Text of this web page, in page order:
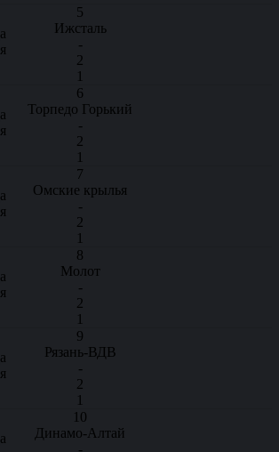
5
Ижсталь
-
2
1
6
Торпедо Горький
-
2
1
7
Омские крылья
-
2
1
8
Молот
-
2
1
9
Рязань-ВДВ
-
2
1
10
Динамо-Алтай